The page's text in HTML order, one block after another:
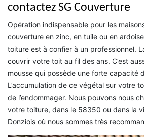
contactez SG Couverture
Opération indispensable pour les
couverture en zinc, en tuile ou en
toiture est à confier à un professionnel.
couvrir votre toit au fil des ans. C’est
mousse qui possède une forte capacité
L’accumulation de ce végétal sur votre
de l’endommager. Nous pouvons nous
votre toiture, dans le 58350 ou dans la
Donziois où nous sommes très